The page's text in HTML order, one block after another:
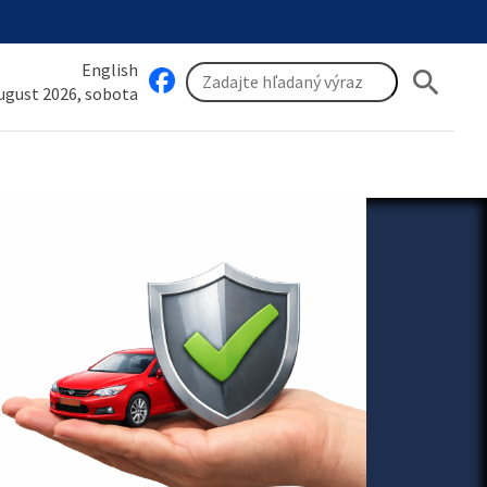
English
2026, sobota
search